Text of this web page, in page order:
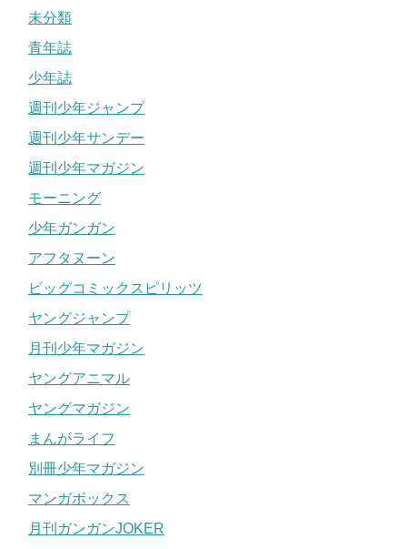
未分類
青年誌
少年誌
週刊少年ジャンプ
週刊少年サンデー
週刊少年マガジン
モーニング
少年ガンガン
アフタヌーン
ビッグコミックスピリッツ
ヤングジャンプ
月刊少年マガジン
ヤングアニマル
ヤングマガジン
まんがライフ
別冊少年マガジン
マンガボックス
月刊ガンガンJOKER